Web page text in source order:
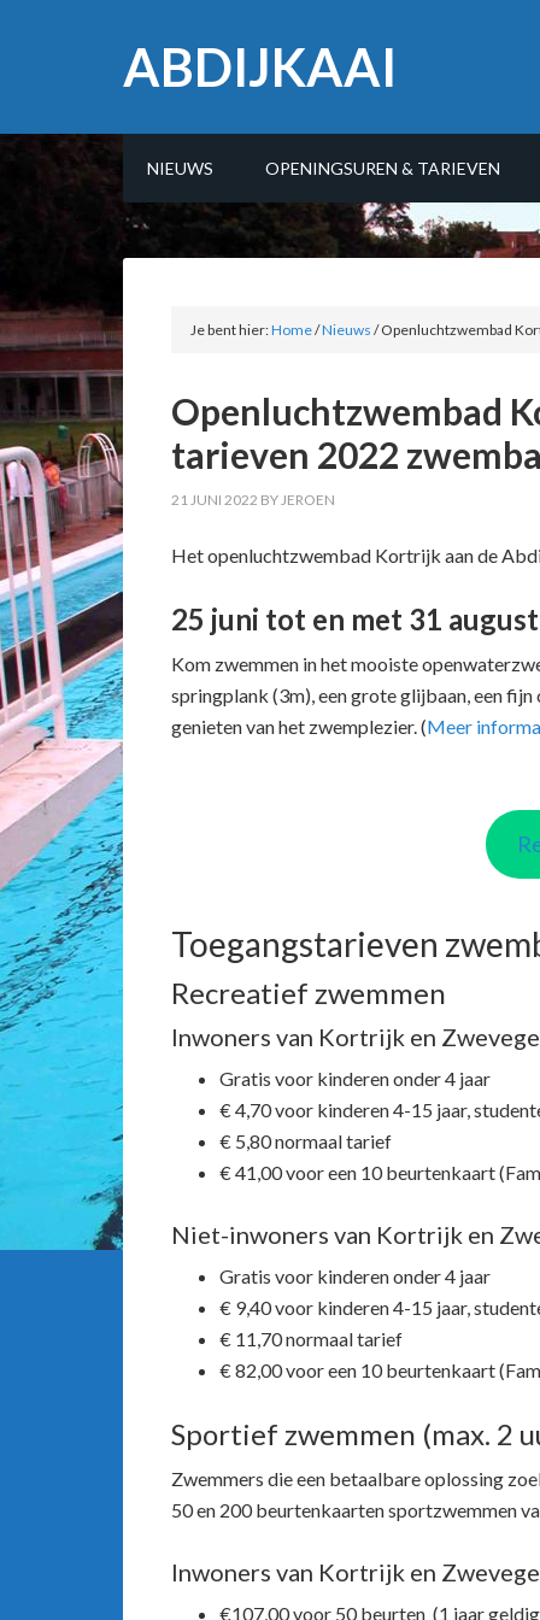
ABDIJKAAI
NIEUWS OPENINGSUREN & TARIEVEN
Je bent hier:Home/Nieuws /Openluchtzwembad
Openluchtzwembad
tarieven 2022
21 JUNI 2022 BYJEROEN
Het openluchtzwembad Kortrijk aan de
25 juni tot en met 31
Kom zwemmen in het mooiste
springplank (3m), een grote glijbaan, een
genieten van het zwemplezier. (Meer
Toegangstarieven
Recreatief zwemmen
Inwoners van Kortrijk en
Gratis voor kinderen onder 4 jaar
€ 4,70 voor kinderen 4-15 jaar,
€ 5,80 normaal tarief
€ 41,00 voor een 10 beurtenkaart
Niet-inwoners van Kortrijk en
Gratis voor kinderen onder 4 jaar
€ 9,40 voor kinderen 4-15 jaar,
€ 11,70 normaal tarief
€ 82,00 voor een 10 beurtenkaart
Sportief zwemmen (max. 2
Zwemmers die een betaalbare oplossing
50 en 200 beurtenkaarten sportzwemmen
Inwoners van Kortrijk en
€107,00 voor 50 beurten (1 jaar